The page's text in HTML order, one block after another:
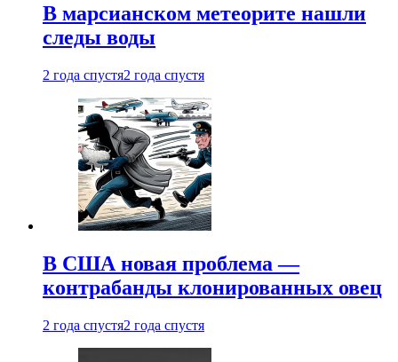
В марсианском метеорите нашли
следы воды
2 года спустя2 года спустя
В США новая проблема —
контрабанды клонированных овец
2 года спустя2 года спустя